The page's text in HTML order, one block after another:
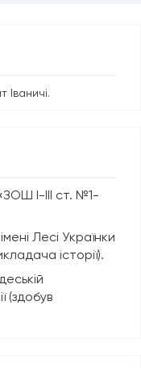
Іваничі.
І-ІІІ ст. №1-
Лесі Українки
історії).
(здобув